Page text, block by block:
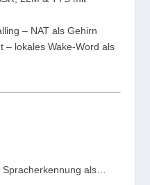
– NAT als Gehirn
– lokales Wake-Word als
als…